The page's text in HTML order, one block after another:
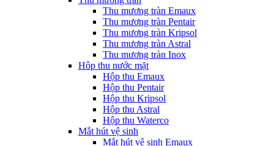
Thu mương tràn Emaux
Thu mương tràn Pentair
Thu mương tràn Kripsol
Thu mương tràn Astral
Thu mương tràn Inox
Hôp thu nước mặt
Hộp thu Emaux
Hộp thu Pentair
Hộp thu Kripsol
Hộp thu Astral
Hộp thu Waterco
Mắt hút vệ sinh
Mắt hút vệ sinh Emaux